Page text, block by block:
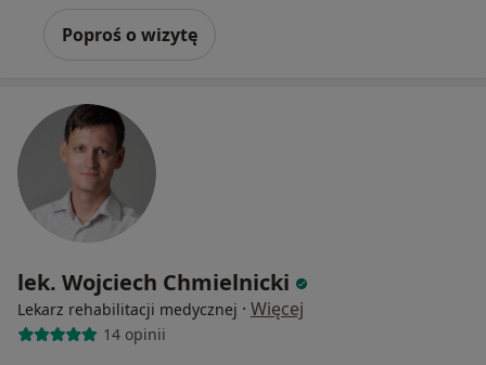
Poproś o wizytę
lek. Wojciech Chmielnicki
Lekarz rehabilitacji medycznej · Więcej
14 opinii